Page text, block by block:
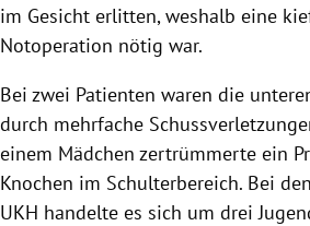
im Gesicht erlitten, weshalb eine
Notoperation nötig war.
Bei zwei Patienten waren die
durch mehrfache
einem Mädchen zertrümmerte ein
Knochen im Schulterbereich. Bei
UKH handelte es sich um drei